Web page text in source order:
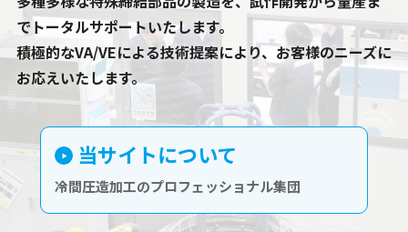
でトータルサポートいたします。
積極的なVA/VEによる技術提案により、お客様のニーズに
お応えいたします。
当サイトについて
冷間圧造加工のプロフェッショナル集団